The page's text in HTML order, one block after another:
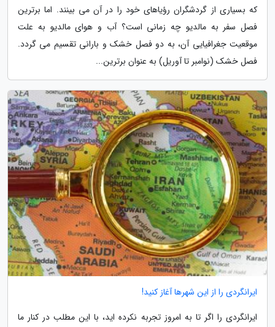
که بسیاری از گردشگران رؤیاهای خود را در آن می بینند. اما برترین
فصل سفر به مالدیو چه زمانی است؟ آب و هوای مالدیو به علت
موقعیت جغرافیایی آن، به دو فصل خشک و بارانی تقسیم می گردد.
فصل خشک (نوامبر تا آوریل) به عنوان برترین...
ایرانگردی را از این شهرها آغاز کنید!
ایرانگردی را اگر تا به امروز تجربه نکرده اید، با این مطلب در کنار ما